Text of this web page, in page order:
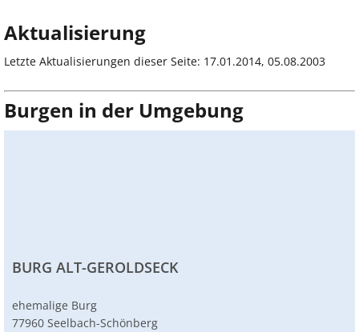
Aktualisierung
Letzte Aktualisierungen dieser Seite: 17.01.2014, 05.08.2003
Burgen in der Umgebung
BURG ALT-GEROLDSECK
ehemalige Burg
77960 Seelbach-Schönberg